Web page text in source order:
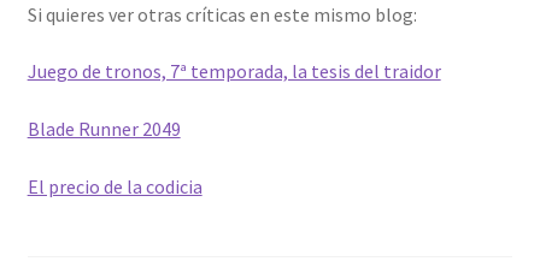
Si quieres ver otras críticas en este mismo blog:
Juego de tronos, 7ª temporada, la tesis del traidor
Blade Runner 2049
El precio de la codicia